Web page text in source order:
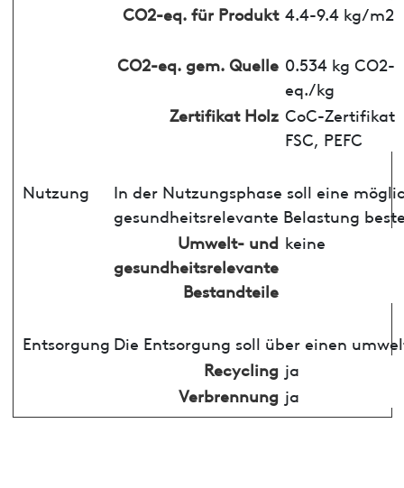
CO2-eq. für Produkt 4.4-9.4 kg/m2
CO2-eq. gem. Quelle 0.534 kg CO2-
eq./kg
Zertifikat Holz CoC-Zertifikat
FSC, PEFC
Nutzung
In der Nutzungsphase soll eine
gesundheitsrelevante Belastung
Umwelt- und
gesundheitsrelevante
Bestandteile
keine
Entsorgung Die Entsorgung soll über einen
Recycling ja
Verbrennung ja